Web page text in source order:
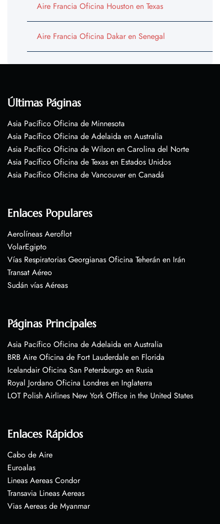
Aire Francia Oficina Houston en Texas
Aire Francia Oficina Dakar en Senegal
Últimas Páginas
Asia Pacífico Oficina de Minnesota
Asia Pacífico Oficina de Adelaida en Australia
Asia Pacífico Oficina de Wilson en Carolina del Norte
Asia Pacífico Oficina de Texas en Estados Unidos
Asia Pacífico Oficina de Vancouver en Canadá
Enlaces Populares
Aerolíneas Aeroflot
VolarEgipto
Vías Respiratorias Georgianas Oficina Teherán en Irán
Transat Aéreo
Sudán vías Aéreas
Páginas Principales
Asia Pacífico Oficina de Adelaida en Australia
BRB Aire Oficina de Fort Lauderdale en Florida
Icelandair Oficina San Petersburgo en Rusia
Royal Jordano Oficina Londres en Inglaterra
LOT Polish Airlines New York Office in the United States
Enlaces Rápidos
Cabo de Aire
Euroalas
Lineas Aereas Condor
Transavia Lineas Aereas
Vias Aereas de Myanmar